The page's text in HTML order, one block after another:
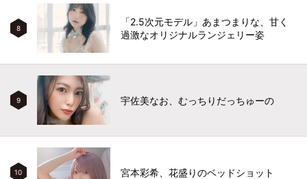
8
「2.5次元モデル」あまつまりな、甘く
過激なオリジナルランジェリー姿
9 宇佐美なお、むっちりだっちゅーの
10 宮本彩希、花盛りのベッドショット